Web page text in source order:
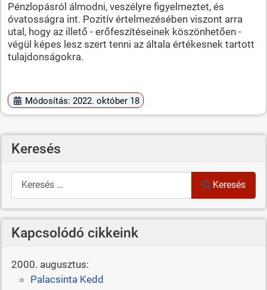
Pénzlopásról álmodni, veszélyre figyelmeztet, és
óvatosságra int. Pozitív értelmezésében viszont arra
utal, hogy az illető - erőfeszítéseinek köszönhetően -
végül képes lesz szert tenni az általa értékesnek tartott
tulajdonságokra.
Módosítás: 2022. október 18
Keresés
Keresés
Keresés
Kapcsolódó cikkeink
2000. augusztus:
Palacsinta Kedd